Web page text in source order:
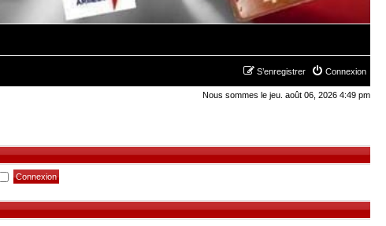
Connexion
S’enregistrer
Nous sommes le jeu. août 06, 2026 4:49 pm